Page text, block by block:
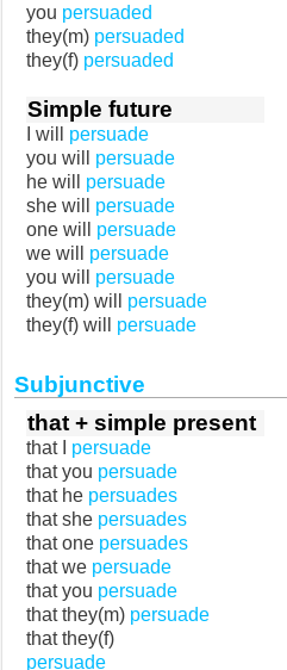
you persuaded
they(m) persuaded
they(f) persuaded
Simple future
I will persuade
you will persuade
he will persuade
she will persuade
one will persuade
we will persuade
you will persuade
they(m) will persuade
they(f) will persuade
Subjunctive
that + simple present
that I persuade
that you persuade
that he persuades
that she persuades
that one persuades
that we persuade
that you persuade
that they(m) persuade
that they(f)
persuade